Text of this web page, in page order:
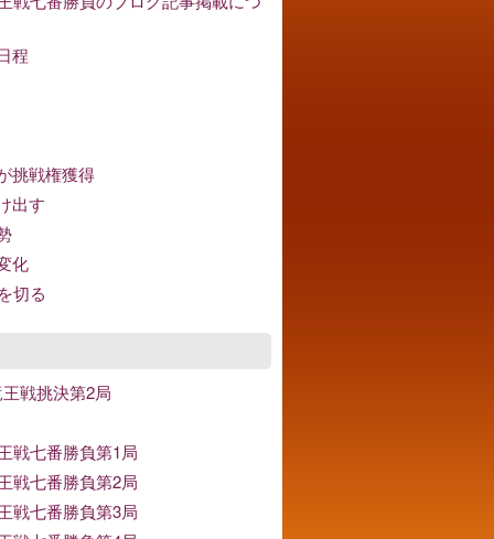
程
挑戦権獲得
出す
化
切る
戦挑決第2局
戦七番勝負第1局
戦七番勝負第2局
戦七番勝負第3局